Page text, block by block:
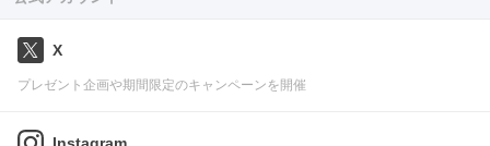
X
プレゼント企画や期間限定のキャンペーンを開催